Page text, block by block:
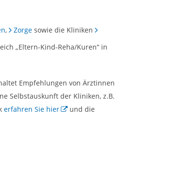
, Zorge sowie die Kliniken
„Eltern-Kind-Reha/Kuren“ in
Empfehlungen von Ärztinnen
Selbstauskunft der Kliniken, z.B.
erfahren Sie hier
und die